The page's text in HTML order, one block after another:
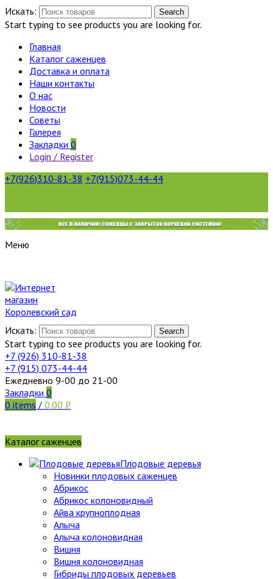
Искать: Search
Start typing to see products you are looking for.
Главная
Каталог саженцев
Доставка и оплата
Наши контакты
О нас
Новости
Советы
Галерея
Закладки 0
Login / Register
+7(926)310-81-38 +7(915)073-44-44
Меню
Искать: Search
Start typing to see products you are looking for.
+7 (926) 310-81-38
+7 (915) 073-44-44
Ежедневно 9-00 до 21-00
Закладки 0
0 items / 0.00 Р
Каталог саженцев
Плодовые деревья
Новинки плодовых саженцев
Абрикос
Абрикос колоновидный
Айва крупноплодная
Алыча
Алыча колоновидная
Вишня
Вишня колоновидная
Гибриды плодовых деревьев